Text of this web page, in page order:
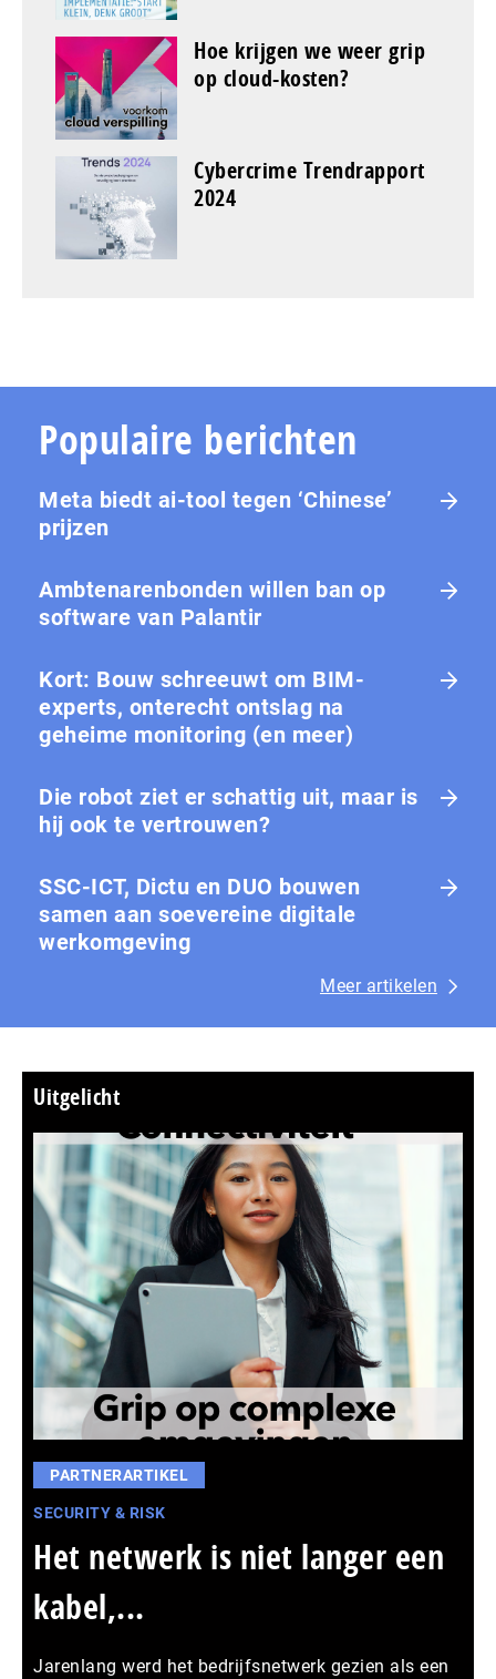
Hoe krijgen we weer grip
op cloud-kosten?
Cybercrime Trendrapport
2024
Populaire berichten
Meta biedt ai-tool tegen ‘Chinese’
prijzen
Ambtenarenbonden willen ban op
software van Palantir
Kort: Bouw schreeuwt om BIM-
experts, onterecht ontslag na
geheime monitoring (en meer)
Die robot ziet er schattig uit, maar is
hij ook te vertrouwen?
SSC-ICT, Dictu en DUO bouwen
samen aan soevereine digitale
werkomgeving
Meer artikelen
Uitgelicht
PARTNERARTIKEL
SECURITY & RISK
Het netwerk is niet langer een
kabel,...
Jarenlang werd het bedrijfsnetwerk gezien als een